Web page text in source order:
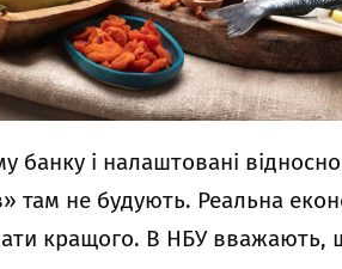
банку і налаштовані
там не будують. Реальна
кращого. В НБУ вважають,